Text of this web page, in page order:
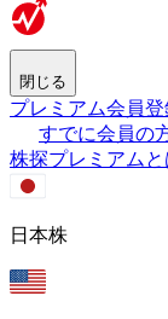
閉じる
プレミアム会員登
すでに会員の
株探プレミアムと
日本株